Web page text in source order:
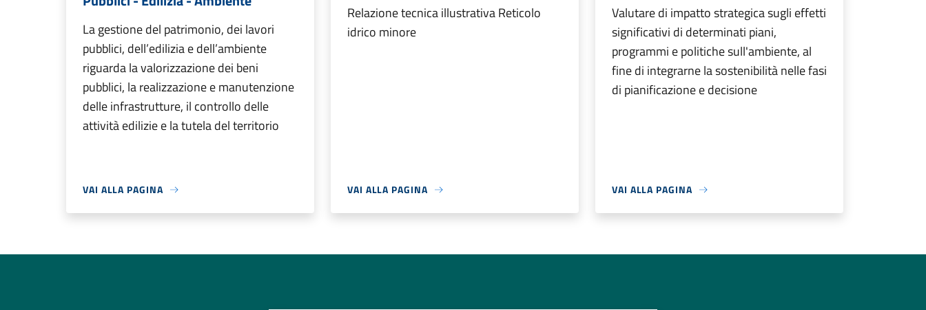
La gestione del patrimonio, dei lavori
pubblici, dell’edilizia e dell’ambiente
riguarda la valorizzazione dei beni
pubblici, la realizzazione e manutenzione
delle infrastrutture, il controllo delle
attività edilizie e la tutela del territorio
VAI ALLA PAGINA
Relazione tecnica illustrativa Reticolo
idrico minore
VAI ALLA PAGINA
Valutare di impatto strategica sugli effetti
significativi di determinati piani,
programmi e politiche sull'ambiente, al
fine di integrarne la sostenibilità nelle fasi
di pianificazione e decisione
VAI ALLA PAGINA